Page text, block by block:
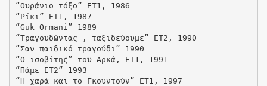
“Ουράνιο τόξο” ΕΤ1, 1986
“Ρίκι” ΕΤ1, 1987
“Guk Ormani” 1989
“Τραγουδώντας , ταξιδεύουμε” ΕΤ2, 1990
“Σαν παιδικό τραγούδι” 1990
“Ο ισοβίτης” του Αρκά, ΕΤ1, 1991
“Πάμε ΕΤ2” 1993
“Η χαρά και το Γκουντούν” ΕΤ1, 1997